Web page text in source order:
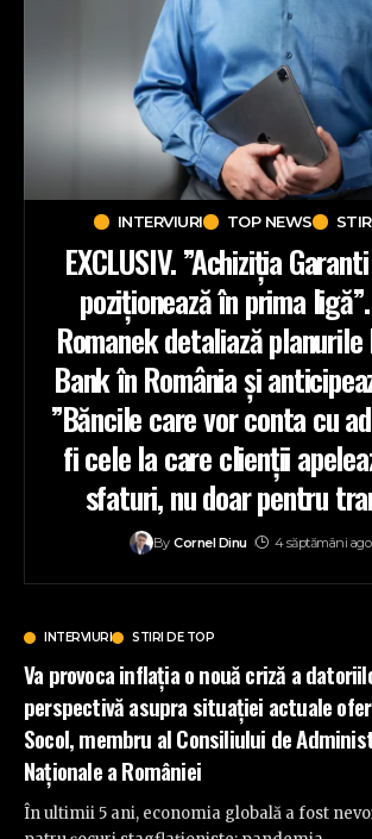
INTERVIURI TOP NEWS
EXCLUSIV. ”Achiziția
poziționează în prima
Romanek detaliază
Bank în România și
”Băncile care vor conta cu
fi cele la care clienții
sfaturi, nu doar pentru
By Cornel Dinu 4 săptămâni ago
INTERVIURI STIRI DE TOP
Va provoca inflația o nouă criză a
perspectivă asupra situației actuale
Socol, membru al Consiliului de
Naționale a României
În ultimii 5 ani, economia globală a fost